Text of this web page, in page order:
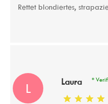
Rettet blondiertes,
L Laura *